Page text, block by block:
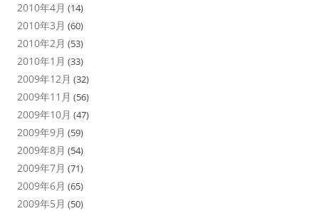
2010年4月 (14)
2010年3月 (60)
2010年2月 (53)
2010年1月 (33)
2009年12月 (32)
2009年11月 (56)
2009年10月 (47)
2009年9月 (59)
2009年8月 (54)
2009年7月 (71)
2009年6月 (65)
2009年5月 (50)